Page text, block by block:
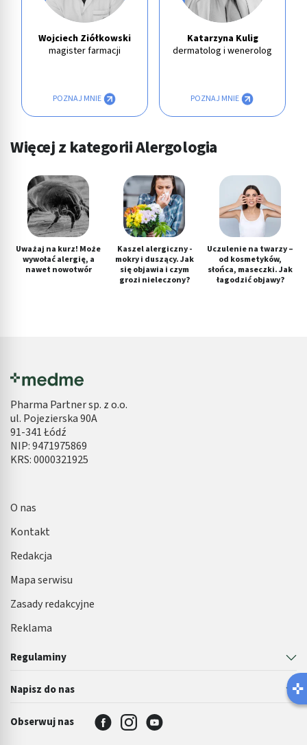
Wojciech Ziółkowski
magister farmacji
POZNAJ MNIE
Katarzyna Kulig
dermatolog i wenerolog
POZNAJ MNIE
Więcej z kategorii Alergologia
Uważaj na kurz! Może
wywołać alergię, a
nawet nowotwór
Kaszel alergiczny -
mokry i duszący. Jak
się objawia i czym
grozi nieleczony?
Uczulenie na twarzy –
od kosmetyków,
słońca, maseczki. Jak
łagodzić objawy?
Pharma Partner sp. z o.o.
ul. Pojezierska 90A
91-341 Łódź
NIP: 9471975869
KRS: 0000321925
Regulaminy
Napisz do nas
O nas
Kontakt
Redakcja
Mapa serwisu
Zasady redakcyjne
Reklama
Obserwuj nas
Użycie dokładnych danych geolokalizacyjnych
Identyfikowanie urządzeń na podstawie
Niezbędne